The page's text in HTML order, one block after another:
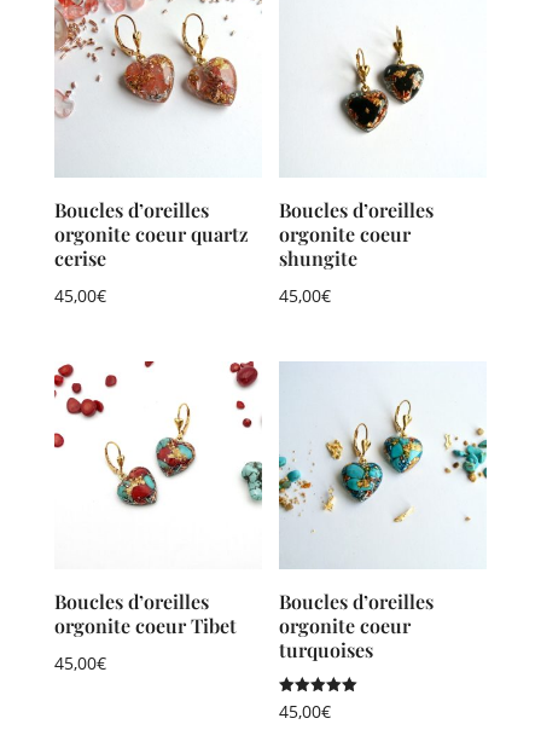
Boucles d’oreilles
orgonite coeur quartz
cerise
45,00€
Boucles d’oreilles
orgonite coeur
shungite
45,00€
Boucles d’oreilles
orgonite coeur Tibet
45,00€
Boucles d’oreilles
orgonite coeur
turquoises
Note
5.00
45,00€